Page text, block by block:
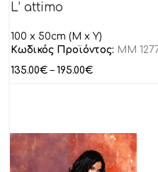
L’ attimo
100 x 50cm (M x Y)
Κωδικός Προϊόντος: MM
135.00€ – 195.00€